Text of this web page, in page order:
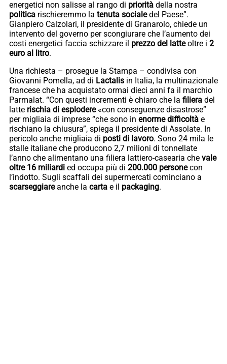
energetici non salisse al rango di priorità della nostra
politica rischieremmo la tenuta socialedel Paese”.
Gianpiero Calzolari, il presidente di Granarolo, chiede un
intervento del governo per scongiurare che l’aumento dei
costi energetici faccia schizzare il prezzo del latteoltre i 2
euro al litro.
Una richiesta – prosegue la Stampa – condivisa con
Giovanni Pomella, ad di Lactalis in Italia, la multinazionale
francese che ha acquistato ormai dieci anni fa il marchio
Parmalat. “Con questi incrementi è chiaro che la filiera del
latte rischia di esplodere«con conseguenze disastrose”
per migliaia di imprese “che sono in enorme difficoltà e
rischiano la chiusura”, spiega il presidente di Assolate. In
pericolo anche migliaia di posti di lavoro. Sono 24 mila le
stalle italiane che producono 2,7 milioni di tonnellate
l’anno che alimentano una filiera lattiero-casearia che vale
oltre 16 miliardi ed occupa più di 200.000 personecon
l’indotto. Sugli scaffali dei supermercati cominciano a
scarseggiareanche la carta e il packaging.